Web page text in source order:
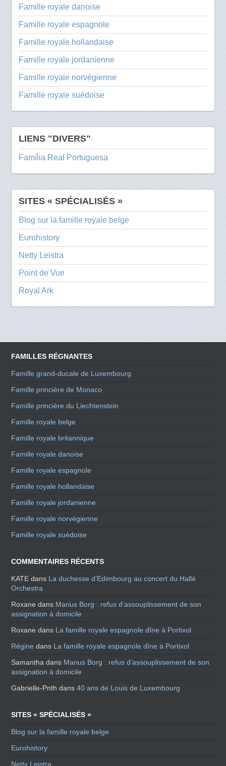
Famille royale danoise
Famille royale espagnole
Famille royale hollandaise
Famille royale jordanienne
Famille royale norvégienne
Famille royale suédoise
LIENS "DIVERS"
Família Real Portuguesa
SITES « SPÉCIALISÉS »
Blog sur la famille royale belge
Eurohistory
Netty Leistra
Point de Vue
Royal Ark
FAMILLES RÉGNANTES
Famille grand-ducale de Luxembourg
Famille princière de Monaco
Famille princière du Liechtenstein
Famille royale belge
Famille royale britannique
Famille royale danoise
Famille royale espagnole
Famille royale hollandaise
Famille royale jordanienne
Famille royale norvégienne
Famille royale suédoise
COMMENTAIRES RÉCENTS
KATE dans La duchesse d’Edimbourg au concert du Hallé
Orchestra
Roxane dans Marius Borg : refus d’assouplissement de son
assignation à domicile
Roxane dans La famille royale espagnole dîne à Portixol
Régine dans La famille royale espagnole dîne à Portixol
Samantha dans Marius Borg : refus d’assouplissement de son
assignation à domicile
Gabrielle-Pnth dans40 ans de Louis de Luxembourg
SITES « SPÉCIALISÉS »
Blog sur la famille royale belge
Eurohistory
Netty Leistra